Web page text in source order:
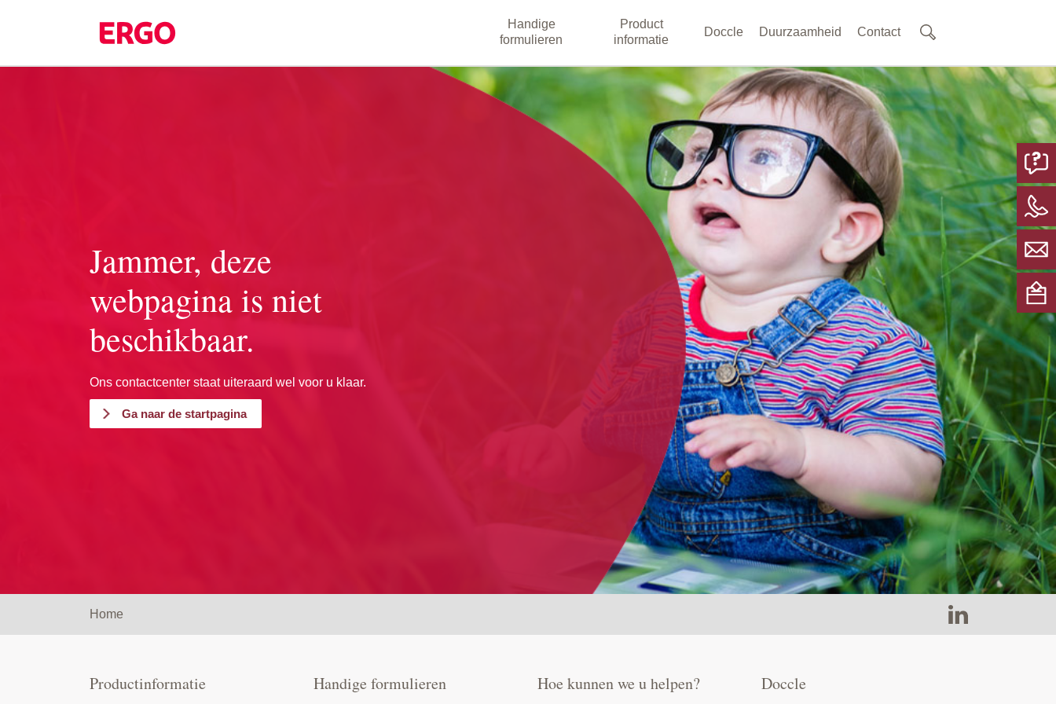
Handige
formulieren
Product
informatie
Doccle Duurzaamheid Contact
Jammer, deze
webpagina is niet
beschikbaar.
Ons contactcenter staat uiteraard wel voor u klaar.
Ga naar de startpagina
Home
Productinformatie Handige formulieren Hoe kunnen we u helpen? Doccle